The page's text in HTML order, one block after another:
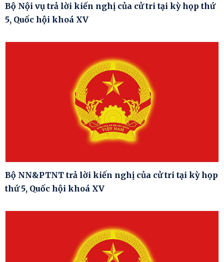
Bộ Nội vụ trả lời kiến nghị của cử tri tại kỳ họp thứ
5, Quốc hội khoá XV
Bộ NN&PTNT trả lời kiến nghị của cử tri tại kỳ họp
thứ 5, Quốc hội khoá XV